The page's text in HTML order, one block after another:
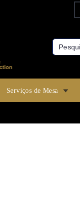
Serviços de Mesa